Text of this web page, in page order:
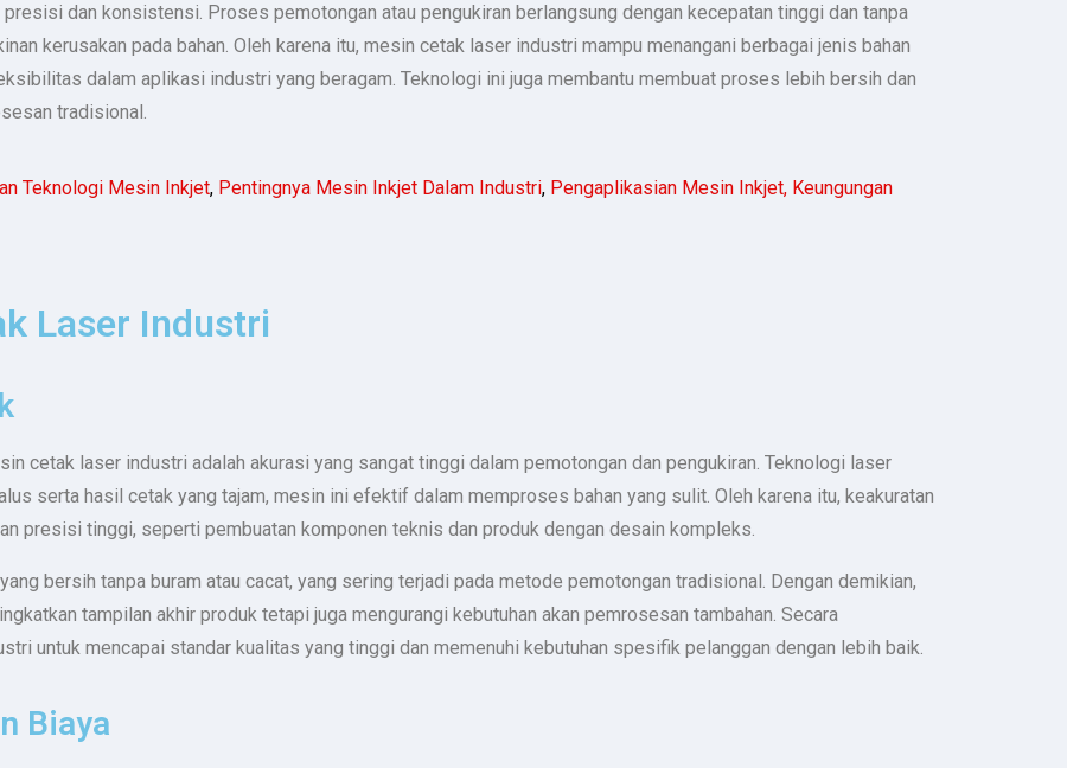
dan konsistensi. Proses pemotongan atau pengukiran berlangsung dengan kecepatan tinggi dan tanpa
kerusakan pada bahan. Oleh karena itu, mesin cetak laser industri mampu menangani berbagai jenis bahan
dalam aplikasi industri yang beragam. Teknologi ini juga membantu membuat proses lebih bersih dan
tradisional.
Teknologi Mesin Inkjet, Pentingnya Mesin Inkjet Dalam Industri, Pengaplikasian Mesin Inkjet, Keungungan
Laser Industri
cetak laser industri adalah akurasi yang sangat tinggi dalam pemotongan dan pengukiran. Teknologi laser
serta hasil cetak yang tajam, mesin ini efektif dalam memproses bahan yang sulit. Oleh karena itu, keakuratan
presisi tinggi, seperti pembuatan komponen teknis dan produk dengan desain kompleks.
bersih tanpa buram atau cacat, yang sering terjadi pada metode pemotongan tradisional. Dengan demikian,
tampilan akhir produk tetapi juga mengurangi kebutuhan akan pemrosesan tambahan. Secara
untuk mencapai standar kualitas yang tinggi dan memenuhi kebutuhan spesifik pelanggan dengan lebih baik.
Biaya